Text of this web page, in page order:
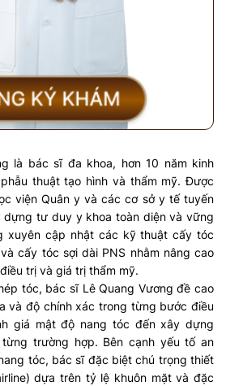
là bác sĩ đa khoa, hơn 10 năm kinh
thuật tạo hình và thẩm mỹ. Được
viện Quân y và các cơ sở y tế tuyến
dựng tư duy y khoa toàn diện và vững
xuyên cập nhật các kỹ thuật cấy tóc
cấy tóc sợi dài PNS nhằm nâng cao
trị và giá trị thẩm mỹ.
tóc, bác sĩ Lê Quang Vương đề cao
và độ chính xác trong từng bước điều
giá mật độ nang tóc đến xây dựng
trường hợp. Bên cạnh yếu tố an
tóc, bác sĩ đặc biệt chú trọng thiết
dựa trên tỷ lệ khuôn mặt và đặc